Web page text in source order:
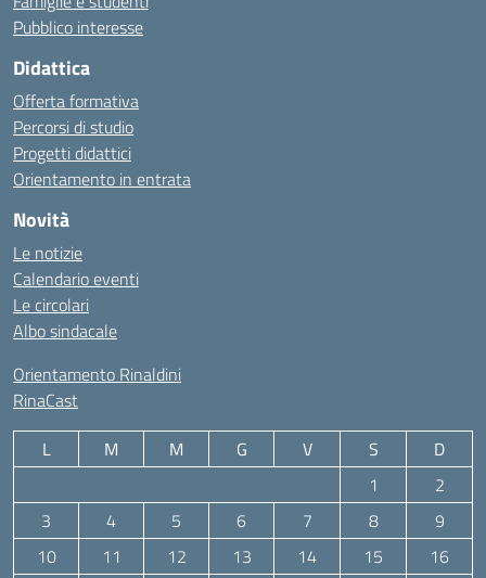
Pubblico interesse
Didattica
Offerta formativa
Percorsi di studio
Progetti didattici
Orientamento in entrata
Novità
Le notizie
Calendario eventi
Le circolari
Albo sindacale
Orientamento Rinaldini
RinaCast
L M M G V S
D
1
2
3
4 5 6 7 8
9
10
11 12 13 14 15
16